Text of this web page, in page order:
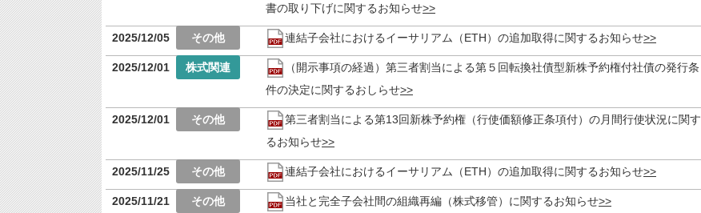
書の取り下げに関するお知らせ
2025/12/05 連結子会社におけるイーサリアム（ETH）の追加取得に関するお知らせ
2025/12/01
（開示事項の経過）第三者割当による第５回転換社債型新株予約権付社債の発行条
件の決定に関するおしらせ
2025/12/01
第三者割当による第13回新株予約権（行使価額修正条項付）の月間行使状況に関す
るお知らせ
2025/11/25 連結子会社におけるイーサリアム（ETH）の追加取得に関するお知らせ
2025/11/21 当社と完全子会社間の組織再編（株式移管）に関するお知らせ